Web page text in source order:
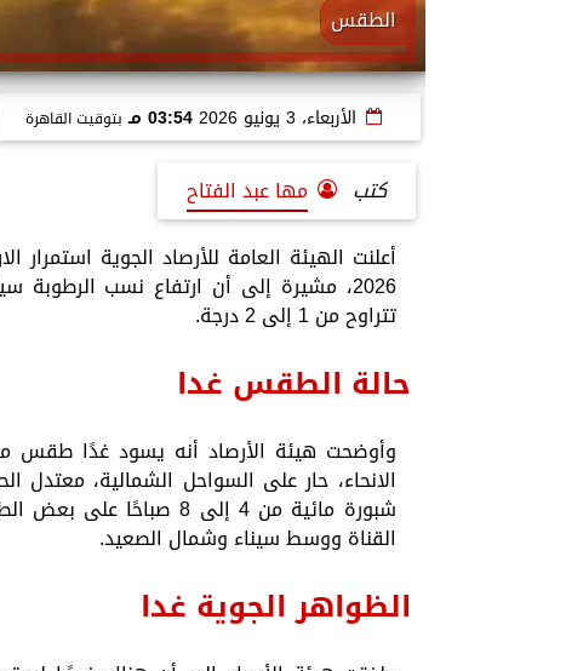
الطقس
الأربعاء، 3 يونيو 2026 03:54 مـ بتوقيت القاهرة
كتب
مها عبد الفتاح
2026، مشيرة إلى أن ارتفاع نسب
تتراوح من 1 إلى 2 درجة.
حالة الطقس غدا
وأوضحت هيئة الأرصاد أنه يسود غدًا طقس
الانحاء، حار على السواحل الشمالية، معتدل
شبورة مائية من 4 إلى 8
القناة ووسط سيناء وشمال الصعيد.
الظواهر الجوية غدا